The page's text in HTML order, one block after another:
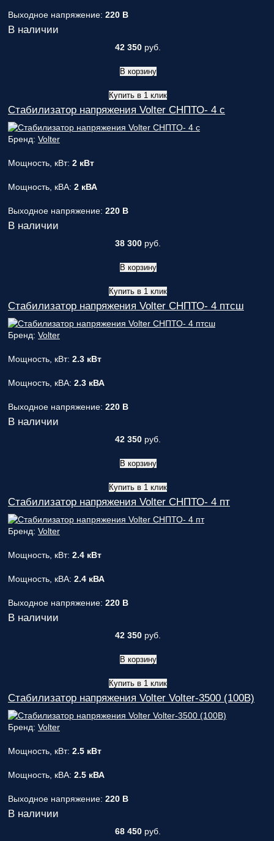
Выходное напряжение: 220 В
В наличии
42 350 руб.
В корзину
Купить в 1 клик
Стабилизатор напряжения Volter СНПТО- 4 с
Бренд: Volter
Мощность, кВт: 2 кВт
Мощность, кВА: 2 кВА
Выходное напряжение: 220 В
В наличии
38 300 руб.
В корзину
Купить в 1 клик
Стабилизатор напряжения Volter СНПТО- 4 птсш
Бренд: Volter
Мощность, кВт: 2.3 кВт
Мощность, кВА: 2.3 кВА
Выходное напряжение: 220 В
В наличии
42 350 руб.
В корзину
Купить в 1 клик
Стабилизатор напряжения Volter СНПТО- 4 пт
Бренд: Volter
Мощность, кВт: 2.4 кВт
Мощность, кВА: 2.4 кВА
Выходное напряжение: 220 В
В наличии
42 350 руб.
В корзину
Купить в 1 клик
Стабилизатор напряжения Volter Volter-3500 (100В)
Бренд: Volter
Мощность, кВт: 2.5 кВт
Мощность, кВА: 2.5 кВА
Выходное напряжение: 220 В
В наличии
68 450 руб.